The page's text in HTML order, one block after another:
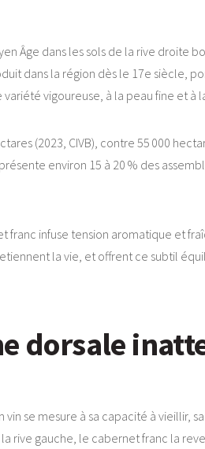
Âge dans les sols de la rive droite
dans la région dès le 17e siècle,
variété vigoureuse, à la peau fine et à
(2023, CIVB), contre 55 000
environ 15 à 20 % des
infuse tension aromatique et
la vie, et offrent ce subtil
dorsale
vin se mesure à sa capacité à
rive gauche, le cabernet franc la